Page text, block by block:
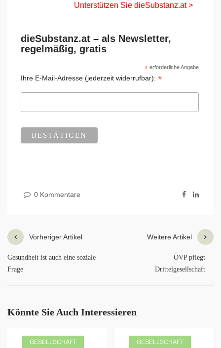
Unterstützen Sie dieSubstanz.at >
dieSubstanz.at – als Newsletter,
regelmäßig, gratis
*erforderliche Angabe
Ihre E-Mail-Adresse (jederzeit widerrufbar): *
0 Kommentare
Vorheriger Artikel
Gesundheit ist auch eine soziale
Frage
Weitere Artikel
ÖVP pflegt
Drittelgesellschaft
Könnte Sie Auch Interessieren
GESELLSCHAFT
GESELLSCHAFT